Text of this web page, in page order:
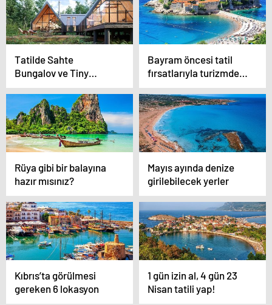
Tatilde Sahte
Bungalov ve Tiny
House Dolandırıcılığına
Dikkat!
Bayram öncesi tatil
fırsatlarıyla turizmde
sezona hızlı açılış
Rüya gibi bir balayına
hazır mısınız?
Mayıs ayında denize
girilebilecek yerler
Kıbrıs’ta görülmesi
gereken 6 lokasyon
1 gün izin al, 4 gün 23
Nisan tatili yap!